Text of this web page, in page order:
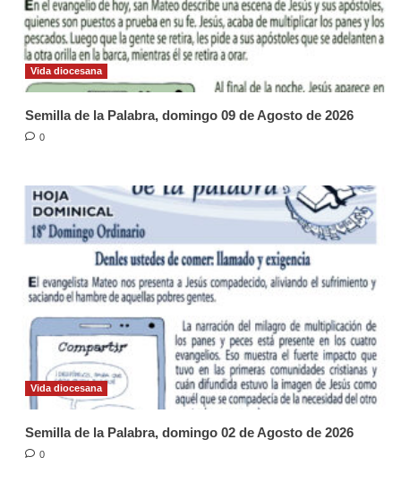
Vida diocesana
Semilla de la Palabra, domingo 09 de Agosto de 2026
0
Vida diocesana
Semilla de la Palabra, domingo 02 de Agosto de 2026
0